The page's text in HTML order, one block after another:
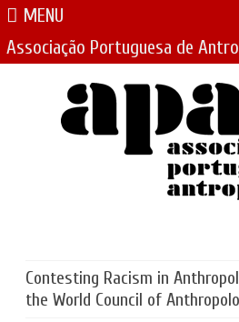
MENU
Associação Portuguesa de
Contesting Racism in
the World Council of